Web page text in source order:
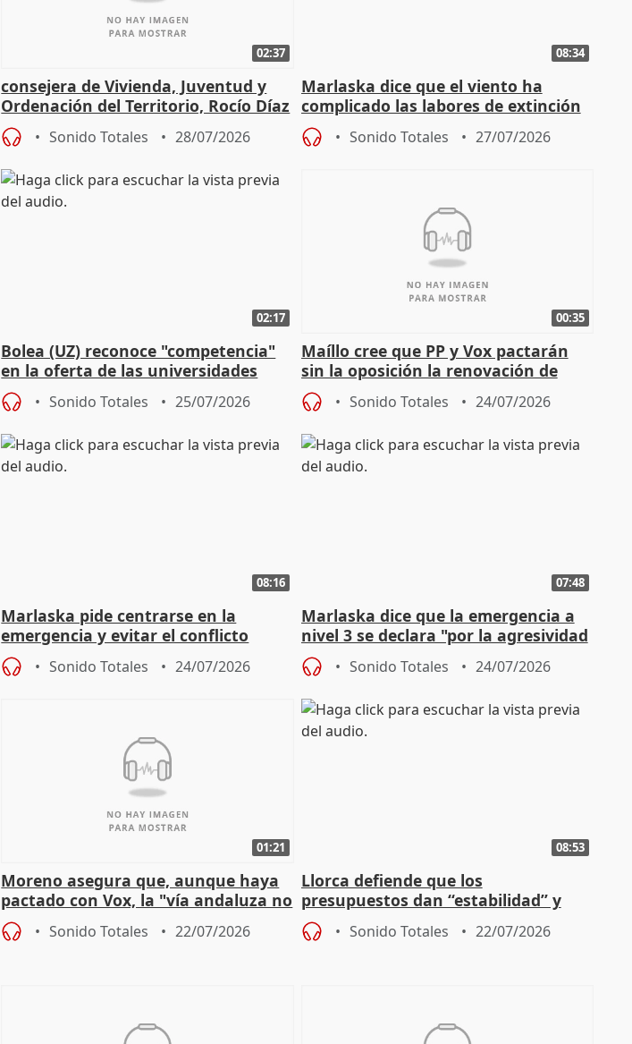
02:37
consejera de Vivienda, Juventud y
Ordenación del Territorio, Rocío Díaz
Sonido Totales 28/07/2026
08:34
Marlaska dice que el viento ha
complicado las labores de extinción
durante la madrugada
Sonido Totales 27/07/2026
02:17
Bolea (UZ) reconoce "competencia"
en la oferta de las universidades
privadas
Sonido Totales 25/07/2026
00:35
Maíllo cree que PP y Vox pactarán
sin la oposición la renovación de
órganos como el Defensor
Sonido Totales 24/07/2026
08:16
Marlaska pide centrarse en la
emergencia y evitar el conflicto
político
Sonido Totales 24/07/2026
07:48
Marlaska dice que la emergencia a
nivel 3 se declara "por la agresividad
de los incendios"
Sonido Totales 24/07/2026
01:21
Moreno asegura que, aunque haya
pactado con Vox, la "vía andaluza no
ha muerto" ni él va a "cambiar"
Sonido Totales 22/07/2026
08:53
Llorca defiende que los
presupuestos dan “estabilidad” y
dice que no ha hablado con Feijóo
Sonido Totales 22/07/2026